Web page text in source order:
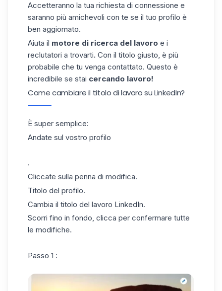
Accetteranno la tua richiesta di connessione e
saranno più amichevoli con te se il tuo profilo è
ben aggiornato.
Aiuta il motore di ricerca del lavoro e i
reclutatori a trovarti. Con il titolo giusto, è più
probabile che tu venga contattato. Questo è
incredibile se stai cercando lavoro!
Come cambiare il titolo di lavoro su LinkedIn?
È super semplice:
Andate sul vostro profilo
.
Cliccate sulla penna di modifica.
Titolo del profilo.
Cambia il titolo del lavoro LinkedIn.
Scorri fino in fondo, clicca per confermare tutte
le modifiche.
Passo 1 :